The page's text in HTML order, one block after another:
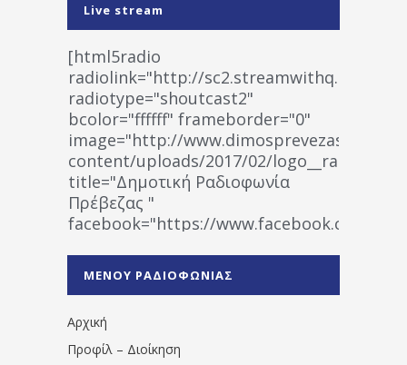
Live stream
[html5radio
radiolink="http://
radiotype="shoutcast2"
bcolor="ffffff" frameborder="0"
image="http://www.dimosprevezas.gr/wp-
content/uploads/2017/02/
title="Δημοτική Ραδιοφωνία
Πρέβεζας "
facebook="https://www.facebook.com/
1531194763766854/" artist="" ]
ΜΕΝΟΥ ΡΑΔΙΟΦΩΝΙΑΣ
Αρχική
Προφίλ – Διοίκηση